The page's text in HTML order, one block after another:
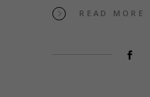
READ MORE